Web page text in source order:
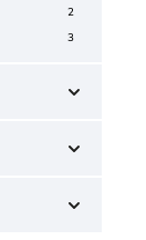
0
0
2
3